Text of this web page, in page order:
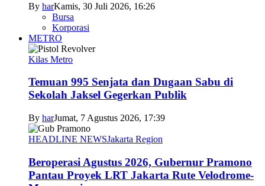
By harKamis, 30 Juli 2026, 16:26
Bursa
Korporasi
METRO
Kilas Metro
Temuan 995 Senjata dan Dugaan Sabu di
Sekolah Jaksel Gegerkan Publik
By harJumat, 7 Agustus 2026, 17:39
HEADLINE NEWSJakarta Region
Beroperasi Agustus 2026, Gubernur Pramono
Pantau Proyek LRT Jakarta Rute Velodrome-